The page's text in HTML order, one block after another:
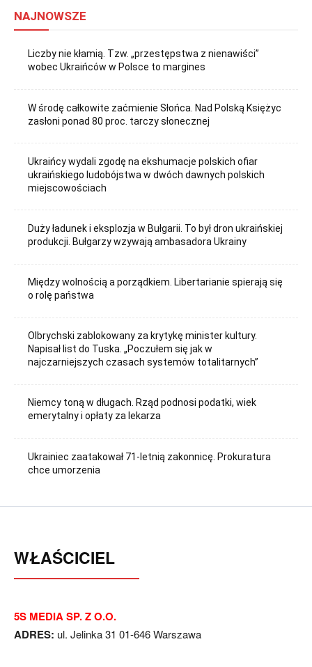
NAJNOWSZE
Liczby nie kłamią. Tzw. „przestępstwa z nienawiści”
wobec Ukraińców w Polsce to margines
W środę całkowite zaćmienie Słońca. Nad Polską Księżyc
zasłoni ponad 80 proc. tarczy słonecznej
Ukraińcy wydali zgodę na ekshumacje polskich ofiar
ukraińskiego ludobójstwa w dwóch dawnych polskich
miejscowościach
Duży ładunek i eksplozja w Bułgarii. To był dron ukraińskiej
produkcji. Bułgarzy wzywają ambasadora Ukrainy
Między wolnością a porządkiem. Libertarianie spierają się
o rolę państwa
Olbrychski zablokowany za krytykę minister kultury.
Napisał list do Tuska. „Poczułem się jak w
najczarniejszych czasach systemów totalitarnych”
Niemcy toną w długach. Rząd podnosi podatki, wiek
emerytalny i opłaty za lekarza
Ukrainiec zaatakował 71-letnią zakonnicę. Prokuratura
chce umorzenia
WŁAŚCICIEL
5S MEDIA SP. Z O.O.
ADRES: ul. Jelinka 31 01-646 Warszawa